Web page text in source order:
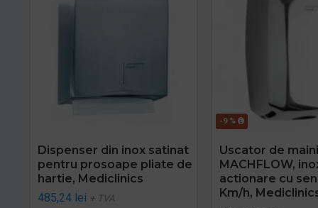
Dispenser din inox satinat
pentru prosoape pliate de
hartie, Mediclinics
485,24 lei + TVA
-9 %
Uscator de maini
MACHFLOW,
actionare cu
Km/h,